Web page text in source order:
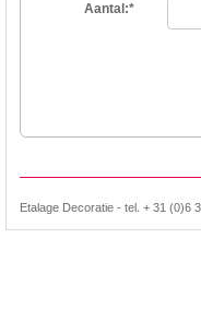
Aantal:*
Etalage Decoratie - tel. + 31 (0)6